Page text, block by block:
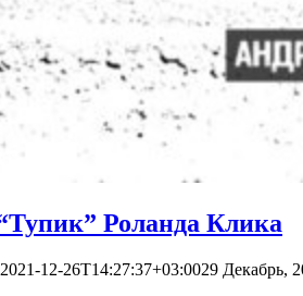
Роланда Клика
2021-12-26T14:27:37+03:0029 Декабрь,